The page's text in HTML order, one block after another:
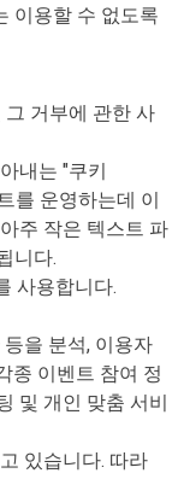
이용할 수 없도록
거부에 관한 사
내는 "쿠키
를 운영하는데 이
주 작은 텍스트 파
니다.
사용합니다.
을 분석, 이용자
종 이벤트 참여 정
및 개인 맞춤 서비
있습니다. 따라